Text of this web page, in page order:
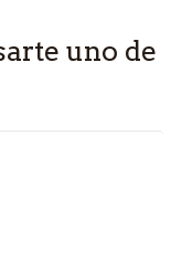
uno de